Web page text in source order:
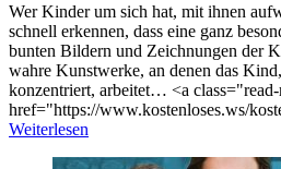
Wer Kinder um sich hat, mit ihnen
schnell erkennen, dass eine ganz
bunten Bildern und Zeichnungen der
wahre Kunstwerke, an denen das
konzentriert, arbeitet… <a
href="https://www.kostenloses.ws/
Weiterlesen